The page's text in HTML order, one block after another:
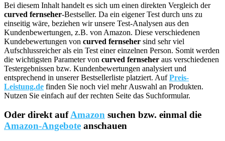
Bei diesem Inhalt handelt es sich um einen direkten Vergleich der
curved fernseher-Bestseller. Da ein eigener Test durch uns zu
einseitig wäre, beziehen wir unsere Test-Analysen aus den
Kundenbewertungen, z.B. von Amazon. Diese verschiedenen
Kundebewertungen von curved fernseher sind sehr viel
Aufschlussreicher als ein Test einer einzelnen Person. Somit werden
die wichtigsten Parameter von curved fernseher aus verschiedenen
Testergebnissen bzw. Kundenbewertungen analysiert und
entsprechend in unserer Bestsellerliste platziert. AufPreis-
Leistung.de finden Sie noch viel mehr Auswahl an Produkten.
Nutzen Sie einfach auf der rechten Seite das Suchformular.
Oder direkt aufAmazon suchen bzw. einmal die
Amazon-Angebote anschauen